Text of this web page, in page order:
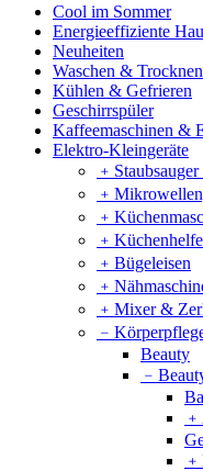
Cool im Sommer
Energieeffiziente
Neuheiten
Waschen & Trocknen
Kühlen & Gefrieren
Geschirrspüler
Kaffeemaschinen &
Elektro-Kleingeräte
﹢
﹢
﹢
﹢
﹢ Bügeleisen
﹢
﹢ Mixer &
﹣
Beauty
﹣
﹢
﹢